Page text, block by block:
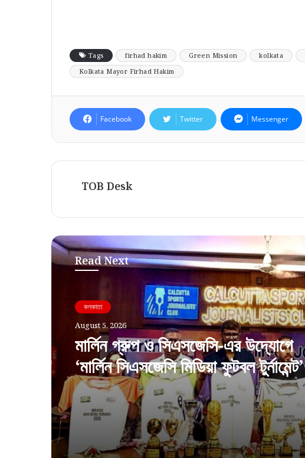
Tags firhad hakim Green Mission kolkata
Kolkata Mayor Firhad Hakim
Facebook Twitter Messenger
TOB Desk
Read Next
কলকাতা
August 5, 2026
মার্লিন গ্রুপ ও সিএসজেসি-এর উদ্যোগে
‘মার্লিন সিএসজেসি মিডিয়া ফুটবল টুর্নামেন্ট’